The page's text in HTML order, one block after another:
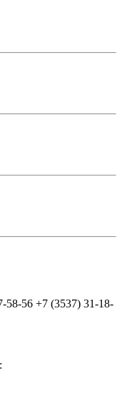
58-56 +7 (3537) 31-18-